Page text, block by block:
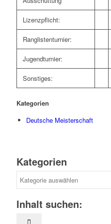
Lizenzpflicht:
Ranglistenturnier:
Jugendturnier:
Sonstiges:
Kategorien
Deutsche Meisterschaft
Kategorien
Inhalt suchen: